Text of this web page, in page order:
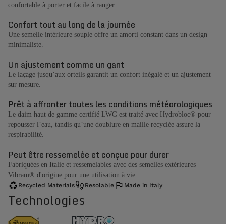
confortable à porter et facile à ranger.
Confort tout au long de la journée
Une semelle intérieure souple offre un amorti constant dans un design
minimaliste.
Un ajustement comme un gant
Le laçage jusqu’aux orteils garantit un confort inégalé et un ajustement
sur mesure.
Prêt à affronter toutes les conditions météorologiques
Le daim haut de gamme certifié LWG est traité avec Hydrobloc® pour
repousser l’eau, tandis qu’une doublure en maille recyclée assure la
respirabilité.
Peut être ressemelée et conçue pour durer
Fabriquées en Italie et ressemelables avec des semelles extérieures
Vibram® d'origine pour une utilisation à vie.
Recycled Materials Resolable Made in Italy
Technologies